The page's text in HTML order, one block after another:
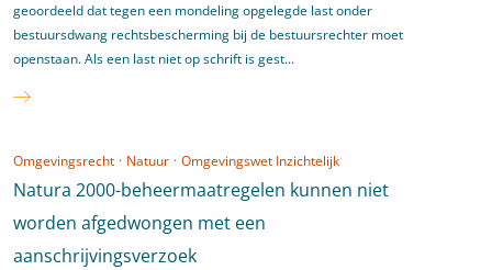
geoordeeld dat tegen een mondeling opgelegde last onder
bestuursdwang rechtsbescherming bij de bestuursrechter moet
openstaan. Als een last niet op schrift is gest...
Omgevingsrecht · Natuur · Omgevingswet Inzichtelijk
Natura 2000-beheermaatregelen kunnen niet
worden afgedwongen met een
aanschrijvingsverzoek